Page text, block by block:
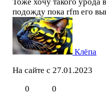
подожду пока rfm его
Клёпа
На сайте с 27.01.2023
0
0